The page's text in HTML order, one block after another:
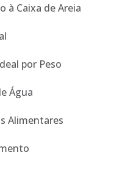
à Caixa de Areia
por Peso
Água
Alimentares